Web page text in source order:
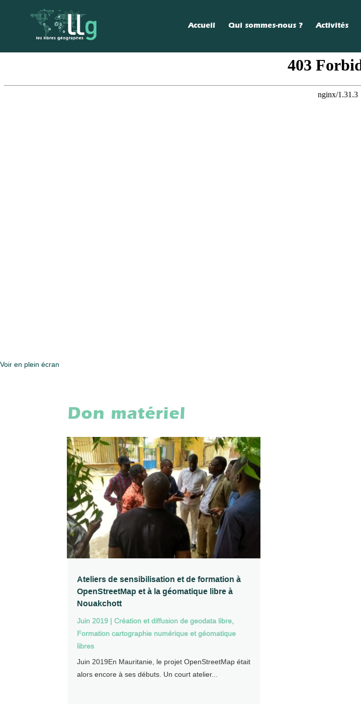
Accueil Qui sommes-nous ? Activités
Voir en plein écran
Don matériel
Ateliers de sensibilisation et de formation à
OpenStreetMap et à la géomatique libre à
Nouakchott
Juin 2019 |Création et diffusion de geodata libre,
Formation cartographie numérique et géomatique
libres
Juin 2019En Mauritanie, le projet OpenStreetMap était
alors encore à ses débuts. Un court atelier...